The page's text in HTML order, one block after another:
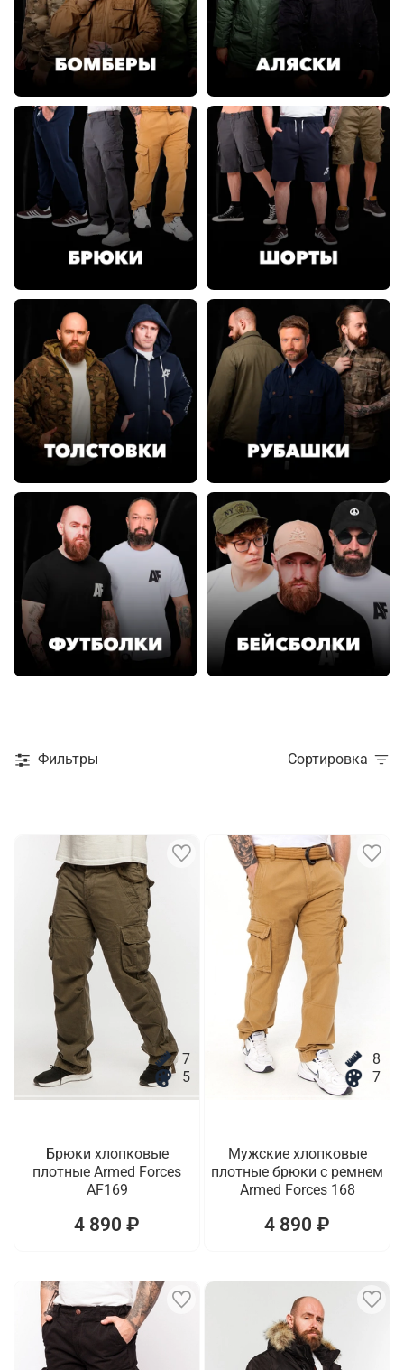
Фильтры Сортировка
7
5
Брюки хлопковые
плотные Armed Forces
AF169
4 890 ₽
8
7
Мужские хлопковые
плотные брюки с ремнем
Armed Forces 168
4 890 ₽